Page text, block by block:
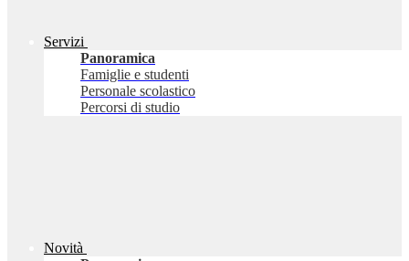
Servizi
Panoramica
Famiglie e studenti
Personale scolastico
Percorsi di studio
Novità